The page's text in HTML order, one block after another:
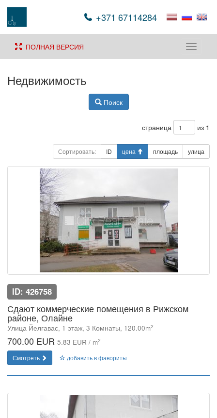
+371 67114284
Toggle
ПОЛНАЯ ВЕРСИЯ
Недвижимость
Поиск
страница из 1
Сортировать: ID цена площадь улица
ID: 426758
Сдают коммерческие помещения в Рижском
районе, Олайне
Улица Йeлгавас, 1 этаж, 3 Комнаты, 120.00m2
700.00 EUR 5.83 EUR / m2
Смотреть добавить в фавориты